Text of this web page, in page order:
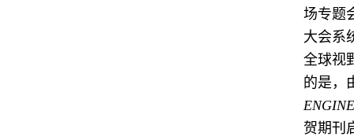
场专题
大会系
全球视
的是，
贺期刊